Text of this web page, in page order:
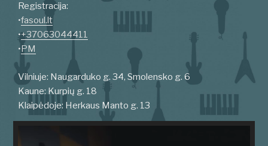
Registracija:
•fasoul.lt
•+37063044411
•PM
Vilniuje: Naugarduko g. 34, Smolensko g. 6
Kaune: Kurpių g. 18
Klaipėdoje: Herkaus Manto g. 13